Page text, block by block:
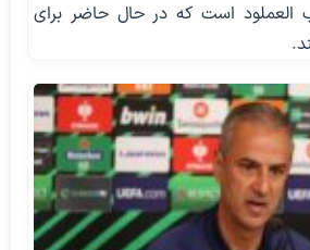
العملود است که در حال حاضر برای